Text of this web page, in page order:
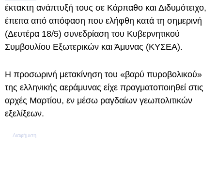
έκτακτη ανάπτυξή τους σε Κάρπαθο και Διδυμότειχο,
έπειτα από απόφαση που ελήφθη κατά τη σημερινή
(Δευτέρα 18/5) συνεδρίαση του Κυβερνητικού
Συμβουλίου Εξωτερικών και Άμυνας (ΚΥΣΕΑ).
Η προσωρινή μετακίνηση του «βαρύ πυροβολικού»
της ελληνικής αεράμυνας είχε πραγματοποιηθεί στις
αρχές Μαρτίου, εν μέσω ραγδαίων γεωπολιτικών
εξελίξεων.